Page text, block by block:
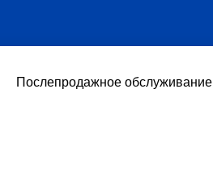
Послепродажное обслуживание